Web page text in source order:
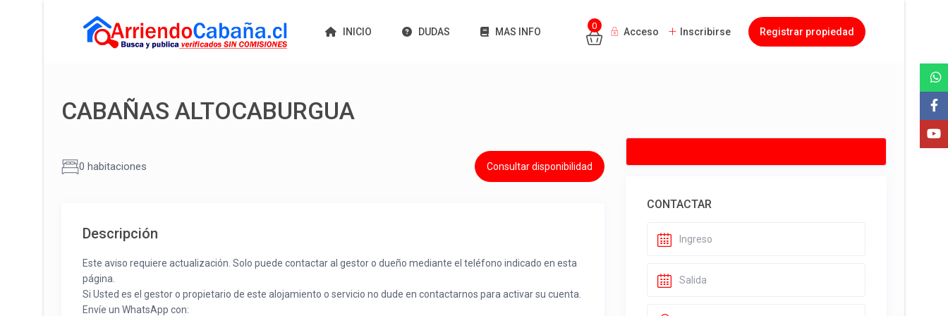
INICIO DUDAS MAS INFO
0
Acceso Inscribirse Registrar propiedad
CABAÑAS ALTOCABURGUA
0 habitaciones Consultar disponibilidad
Descripción
Este aviso requiere actualización. Solo puede contactar al gestor o dueño mediante el teléfono indicado en esta
página.
Si Usted es el gestor o propietario de este alojamiento o servicio no dude en contactarnos para activar su cuenta.
Envíe un WhatsApp con:
CONTACTAR